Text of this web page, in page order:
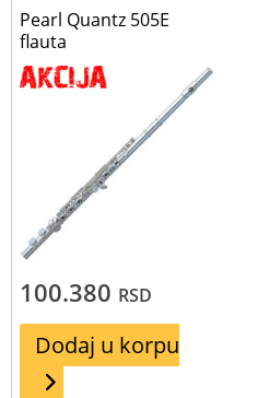
Pearl Quantz 505E
flauta
100.380 RSD
Dodaj u korpu